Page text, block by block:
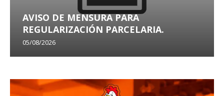
AVISO DE MENSURA PARA
REGULARIZACIÓN PARCELARIA.
05/08/2026